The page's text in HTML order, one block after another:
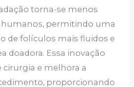
torna-se menos
humanos, permitindo uma
de folículos mais fluidos e
doadora. Essa inovação
e melhora a
proporcionando